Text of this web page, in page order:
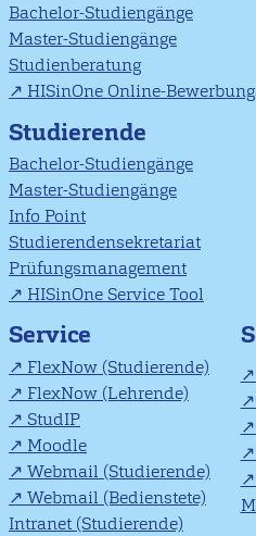
Bachelor-Studiengänge
Master-Studiengänge
Studienberatung
HISinOne Online-
Studierende
Bachelor-Studiengänge
Master-Studiengänge
Info Point
Studierendensekretariat
Prüfungsmanagement
HISinOne Service Tool
Service
FlexNow (Studierende)
FlexNow (Lehrende)
StudIP
Moodle
Webmail (Studierende)
Webmail (Bedienstete)
Intranet (Studierende)